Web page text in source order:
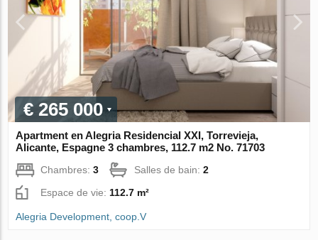
€ 265 000
Apartment en Alegria Residencial XXI, Torrevieja,
Alicante, Espagne 3 chambres, 112.7 m2 No. 71703
Chambres:3 Salles de bain:2
Espace de vie: 112.7 m²
Alegria Development, coop.V